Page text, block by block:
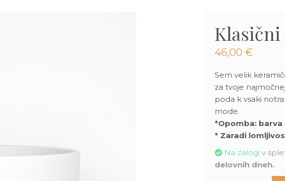
Klasični
46,00 €
Sem velik
za tvoje
poda k vsaki
mode.
*Opomba:
* Zaradi
Na zalogi v
delovnih dneh.